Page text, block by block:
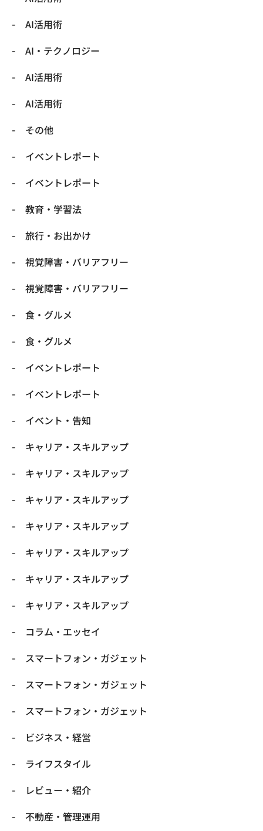
AI活用術
​AI・テクノロジー
​AI活用術
​AI活用術
​その他
​イベントレポート
​イベントレポート
​教育・学習法
​旅行・お出かけ
​視覚障害・バリアフリー
​視覚障害・バリアフリー
​食・グルメ
​食・グルメ
イベントレポート
イベントレポート
イベント・告知
キャリア・スキルアップ
キャリア・スキルアップ
キャリア・スキルアップ
キャリア・スキルアップ
キャリア・スキルアップ
キャリア・スキルアップ
キャリア・スキルアップ
コラム・エッセイ
スマートフォン・ガジェット
スマートフォン・ガジェット
スマートフォン・ガジェット
ビジネス・経営
ライフスタイル
レビュー・紹介
不動産・管理運用